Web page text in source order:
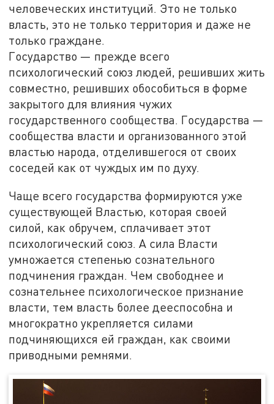
человеческих институций. Это не только
власть, это не только территория и даже не
только граждане.
Государство — прежде всего
психологический союз людей, решивших жить
совместно, решивших обособиться в форме
закрытого для влияния чужих
государственного сообщества. Государства —
сообщества власти и организованного этой
властью народа, отделившегося от своих
соседей как от чуждых им по духу.
Чаще всего государства формируются уже
существующей Властью, которая своей
силой, как обручем, сплачивает этот
психологический союз. А сила Власти
умножается степенью сознательного
подчинения граждан. Чем свободнее и
сознательнее психологическое признание
власти, тем власть более дееспособна и
многократно укрепляется силами
подчиняющихся ей граждан, как своими
приводными ремнями.